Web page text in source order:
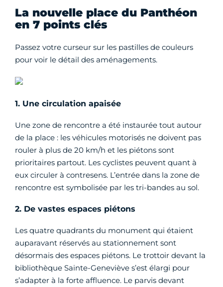
La nouvelle place du Panthéon
en 7 points clés
Passez votre curseur sur les pastilles de couleurs
pour voir le détail des aménagements.
1. Une circulation apaisée
Une zone de rencontre a été instaurée tout autour
de la place : les véhicules motorisés ne doivent pas
rouler à plus de 20 km/h et les piétons sont
prioritaires partout. Les cyclistes peuvent quant à
eux circuler à contresens. L’entrée dans la zone de
rencontre est symbolisée par les tri-bandes au sol.
2. De vastes espaces piétons
Les quatre quadrants du monument qui étaient
auparavant réservés au stationnement sont
désormais des espaces piétons. Le trottoir devant la
bibliothèque Sainte-Geneviève s’est élargi pour
s’adapter à la forte affluence. Le parvis devant